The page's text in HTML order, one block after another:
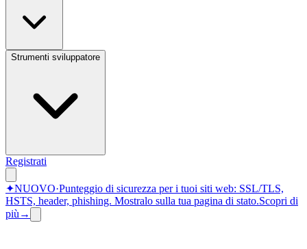
Strumenti sviluppatore
Registrati
✦NUOVO·Punteggio di sicurezza per i tuoi siti web: SSL/TLS,
HSTS, header, phishing. Mostralo sulla tua pagina di stato.Scopri di
più →